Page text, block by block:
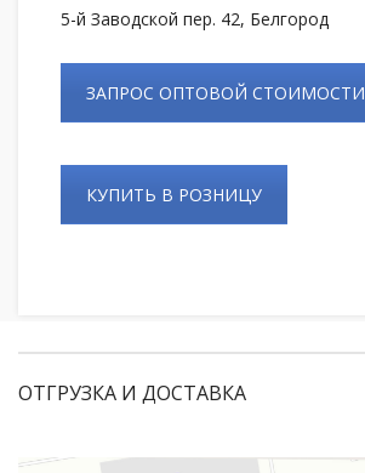
5-й Заводской пер. 42, Белгород
ЗАПРОС ОПТОВОЙ СТОИМОСТИ
КУПИТЬ В РОЗНИЦУ
ОТГРУЗКА И ДОСТАВКА